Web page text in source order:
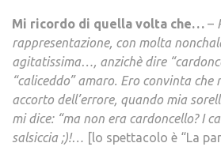
Mi ricordo di quella volta che… –
rappresentazione, con molta
agitatissima…, anzichè dire
“caliceddo” amaro. Ero convinta che
accorto dell’errore, quando mia
mi dice: “ma non era cardoncello? I
salsiccia ;)!… [lo spettacolo è “La